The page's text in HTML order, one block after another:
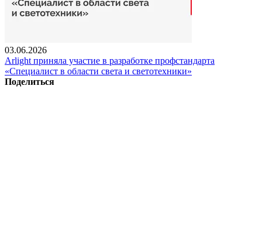
03.06.2026
Arlight приняла участие в разработке профстандарта
«Специалист в области света и светотехники»
Поделиться